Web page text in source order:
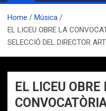
Home
Música
EL LICEU OBRE LA
SELECCIÓ DEL DIRECTOR
EL LICEU OBRE